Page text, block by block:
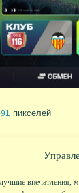
впечатления,
пикселей